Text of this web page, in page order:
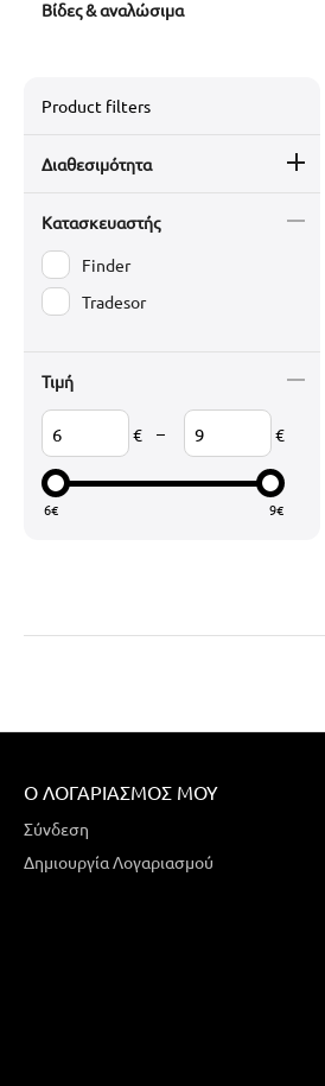
Βίδες & αναλώσιμα
Product filters
Διαθεσιμότητα
Κατασκευαστής
Finder
Tradesor
Τιμή
€ – €
6€ 9€
Ο ΛΟΓΑΡΙΑΣΜΌΣ ΜΟΥ
Σύνδεση
Δημιουργία Λογαριασμού